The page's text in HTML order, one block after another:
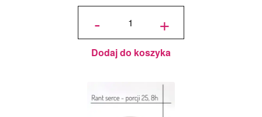
-
ilość
tort
stemple
-
Ozdobny
- PC
+
Dodaj do koszyka